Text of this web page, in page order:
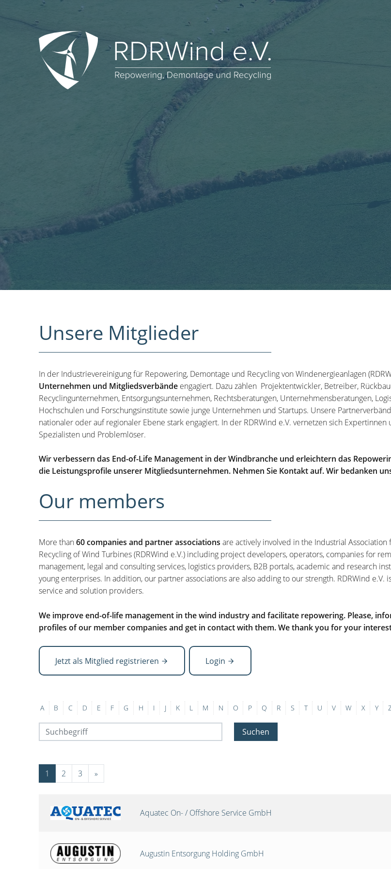
Unsere Mitglieder
In der Industrievereinigung für Repowering, Demontage und Recycling von Windenergieanlagen
Unternehmen und Mitgliedsverbände engagiert. Dazu zählen Projektentwickler, Betreiber,
Recyclingunternehmen, Entsorgungsunternehmen, Rechtsberatungen, Unternehmensberatungen,
Hochschulen und Forschungsinstitute sowie junge Unternehmen und Startups. Unsere
nationaler oder auf regionaler Ebene stark engagiert. In der RDRWind e.V. vernetzen sich
Spezialisten und Problemlöser.
Wir verbessern das End-of-Life Management in der Windbranche und erleichtern das
die Leistungsprofile unserer Mitgliedsunternehmen. Nehmen Sie Kontakt auf. Wir bedanken
Our members
More than60 companies and partner associations are actively involved in the Industrial
Recycling of Wind Turbines (RDRWind e.V.) including project developers, operators, companies for
management, legal and consulting services, logistics providers, B2B portals, academic and research
young enterprises. In addition, our partner associations are also adding to our strength. RDRWind e.V.
service and solution providers.
We improve end-of-life management in the wind industry and facilitate repowering. Please,
profiles of our member companies and get in contact with them. We thank you for your
Jetzt als Mitglied registrieren Login
A B C D E F G H I J K L M N O P Q R S T U V W X Y
Suchen
1 2 3 »
Aquatec On- / Offshore Service GmbH
Augustin Entsorgung Holding GmbH